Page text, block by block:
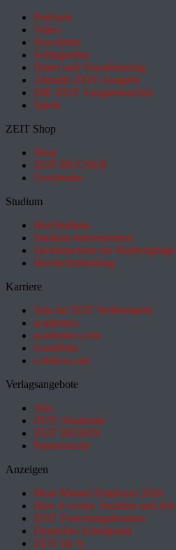
Podcasts
Video
Newsletter
Schlagzeilen
Daten und Visualisierung
Aktuelle ZEIT-Ausgabe
DIE ZEIT Ausgabenarchiv
Spiele
ZEIT Shop
Shop
ZEIT BÜCHER
Geschenke
Studium
HeyStudium
Studium-Interessentest
Suchmaschine für Studiengänge
Hochschulranking
Karriere
Jobs im ZEIT Stellenmarkt
academics
academics.com
GoodJobs
e-fellows.net
Verlagsangebote
Abo
ZEIT Akademie
ZEIT REISEN
Partnersuche
Anzeigen
Most Wanted Employer 2026
How it works: Studium und Job
ZEIT Forschungskosmos
Deutsches Schulportal
ZEIT für X